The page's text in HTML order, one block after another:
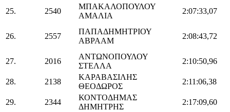
25.
2540
ΜΠΑΚΑΛΟΠΟΥΛΟΥ
ΑΜΑΛΙΑ
2:07:33,07
26. 2557
ΠΑΠΑΔΗΜΗΤΡΙΟΥ
ΑΒΡΑΑΜ
2:08:43,72
27. 2016
ΑΝΤΩΝΟΠΟΥΛΟΥ
ΣΤΕΛΛΑ
2:10:50,96
28. 2138
ΚΑΡΑΒΑΣΙΛΗΣ
ΘΕΟΔΩΡΟΣ
2:11:06,38
29. 2344
ΚΟΝΤΟΔΗΜΑΣ
ΔΗΜΗΤΡΗΣ
2:17:09,60